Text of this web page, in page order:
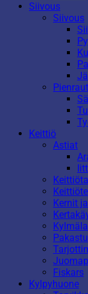
Siivous
Siivous
Keittiö
Astiat
Kernit
Fiskars
Kylpyhuone